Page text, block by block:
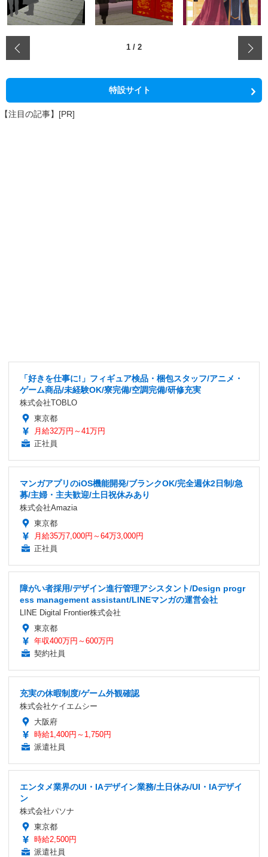
1 / 2
特設サイト
【注目の記事】[PR]
「好きを仕事に!」フィギュア検品・梱包スタッフ/アニメ・
ゲーム商品/未経験OK/寮完備/空調完備/研修充実
株式会社TOBLO
東京都
月給32万円～41万円
正社員
マンガアプリのiOS機能開発/ブランクOK/完全週休2日制/急
募/主婦・主夫歓迎/土日祝休みあり
株式会社Amazia
東京都
月給35万7,000円～64万3,000円
正社員
障がい者採用/デザイン進行管理アシスタント/Design progr
ess management assistant/LINEマンガの運営会社
LINE Digital Frontier株式会社
東京都
年収400万円～600万円
契約社員
充実の休暇制度/ゲーム外観確認
株式会社ケイエムシー
大阪府
時給1,400円～1,750円
派遣社員
エンタメ業界のUI・IAデザイン業務/土日休み/UI・IAデザイ
ン
株式会社パソナ
東京都
時給2,500円
派遣社員